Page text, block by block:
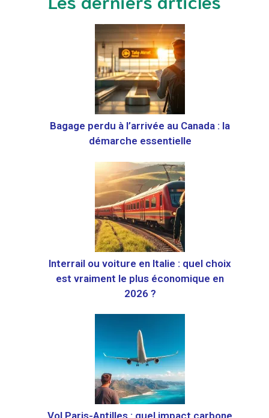
Bagage perdu à l’arrivée au Canada : la
démarche essentielle
Interrail ou voiture en Italie : quel choix
est vraiment le plus économique en
2026 ?
Vol Paris-Antilles : quel impact carbone